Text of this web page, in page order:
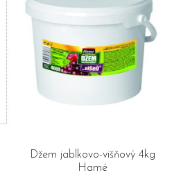
Džem jablkovo-višňový 4kg
Hamé